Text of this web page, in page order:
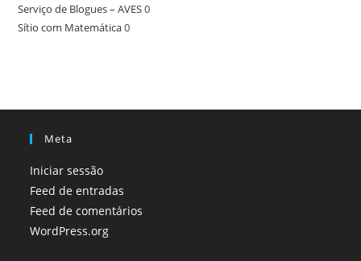
Serviço de Blogues – AVES0
Sítio com Matemática0
Meta
Iniciar sessão
Feed de entradas
Feed de comentários
WordPress.org